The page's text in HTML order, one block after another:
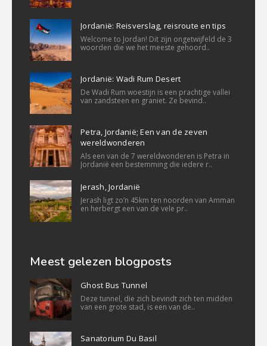
Jordanië: Reisverslag, reisroute en tips
Welcome to Jordan! Dit zijn ongetwijfeld de 3
woorden die we het meeste gehoord..
Jordanië: Wadi Rum Desert
De Wadi Rum woestijn is een prachtige vallei
van zandsteen en graniet. Ze bevind..
Petra, Jordanië; Een van de zeven
wereldwonderen
Als een van de 7 wereldwonderen is Petra in
Jordanië een bestemming die iedere r..
Jerash, Jordanië
Jerash ligt zo’n 45km ten noorden van Amman
en herbergt een van de vele pr..
Meest gelezen blogposts
Ghost Bus Tunnel
Deze tunnel, die zich bevindt zich ten midden
van een grote stad, is een van de..
Sanatorium Du Basil